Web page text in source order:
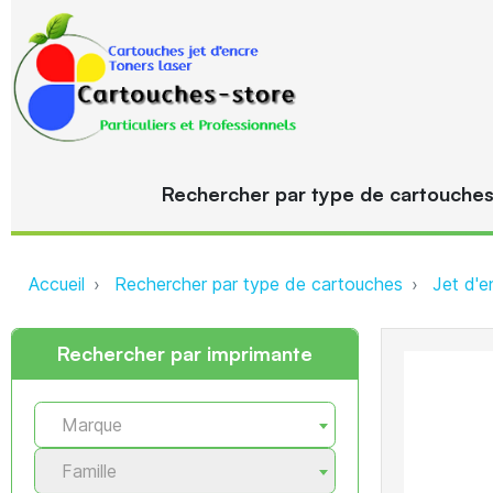
Rechercher par type de cartouches
Accueil Rechercher par type de cartouches Jet
Rechercher par imprimante
Marque
Famille